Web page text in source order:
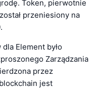
Token, pierwotnie
przeniesiony na
Element było
Zarządzania
przez
jest